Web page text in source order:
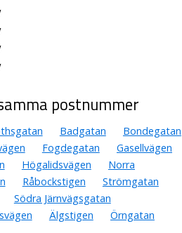
postnummer
Badgatan
Bondegatan
Fogdegatan
Gasellvägen
Högalidsvägen
Norra
Råbockstigen
Strömgatan
Södra Järnvägsgatan
Älgstigen Örngatan